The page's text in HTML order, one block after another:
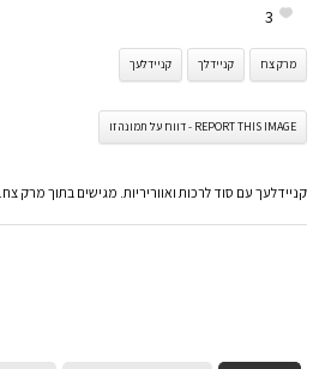
3
מרק צח קניידלך קניידלעך
REPORT THIS IMAGE - דווח על תמונה זו
קניידלעך עם סוד לרכות ואווריריות. מגישים בתוך מרק